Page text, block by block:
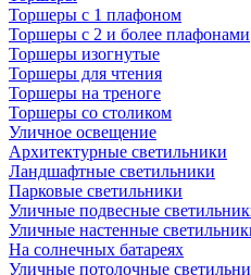
Торшеры с 1 плафоном
Торшеры с 2 и более плафонами
Торшеры изогнутые
Торшеры для чтения
Торшеры на треноге
Торшеры со столиком
Уличное освещение
Архитектурные светильники
Ландшафтные светильники
Парковые светильники
Уличные подвесные
Уличные настенные
На солнечных батареях
Уличные потолочные